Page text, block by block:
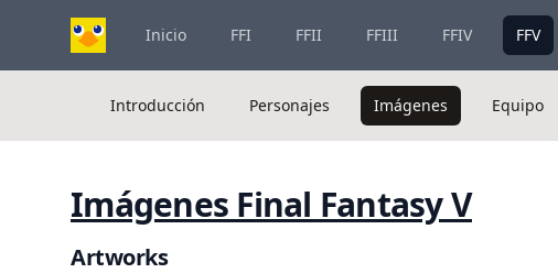
Inicio FFI FFII FFIII FFIV FFV
Introducción Personajes Imágenes Equipo
Imágenes Final Fantasy V
Artworks